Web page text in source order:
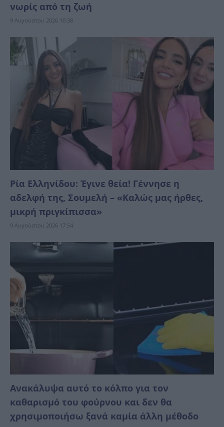
νωρίς από τη ζωή
9 Αυγούστου 2026 10:38
Ρία Ελληνίδου: Έγινε θεία! Γέννησε η
αδελφή της, Σουμελή – «Καλώς μας ήρθες,
μικρή πριγκίπισσα»
9 Αυγούστου 2026 17:54
Ανακάλυψα αυτό το κόλπο για τον
καθαρισμό του φούρνου και δεν θα
χρησιμοποιήσω ξανά καμία άλλη μέθοδο